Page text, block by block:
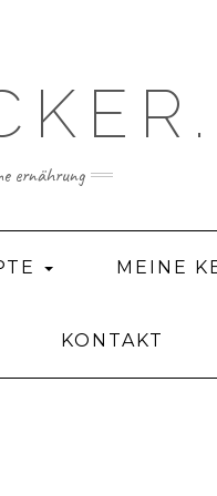
ernährung
MEINE
KONTAKT